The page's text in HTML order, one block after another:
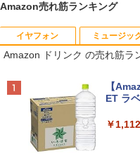
1
【今
ラソ
ト
2
1
￥
1
「
pc
11
パソ
豊富
1
【中
5型
ワ
￥
1
ちい
（7
ト
タ
￥
Amazon売れ筋ランキング
イヤフォン
Anker
ミュージッ
￥250
Amazon ドリンク の売れ筋ラ
【
ET ラ
￥1,112